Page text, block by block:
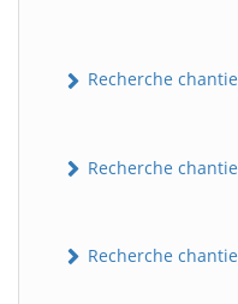
Recherche
Recherche
Recherche